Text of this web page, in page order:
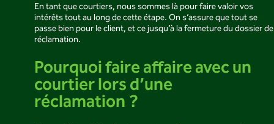
En tant que courtiers, nous sommes là pour faire valoir vos
intérêts tout au long de cette étape. On s’assure que tout se
passe bien pour le client, et ce jusqu’à la fermeture du dossier de
réclamation.
Pourquoi faire affaire avec un
courtier lors d’une
réclamation ?